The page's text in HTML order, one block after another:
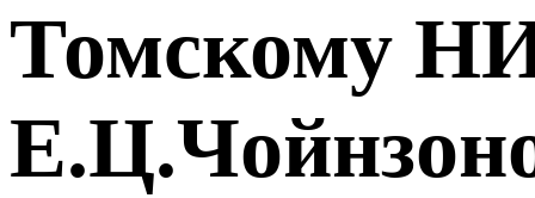
Томскому